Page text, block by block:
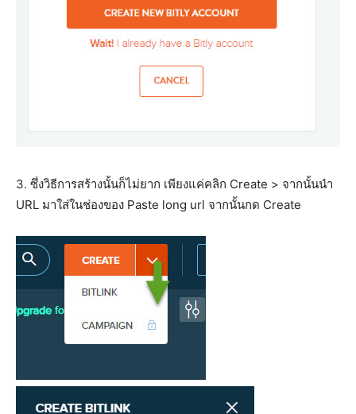
3. ซึ่งวิธีการสร้างนั้นก็ไม่ยาก เพียงแค่คลิก Create > จากนั้นนำ
URL มาใส่ในช่องของ Paste long url จากนั้นกด Create